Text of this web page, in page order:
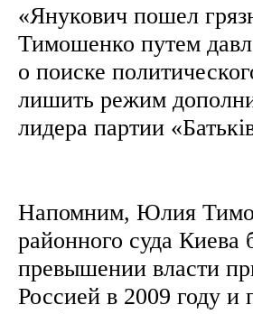
«Янукович пошел
Тимошенко путем
о поиске
лишить режим
лидера партии
Напомним, Юлия
районного суда Киева
превышении власти
Россией в 2009 году